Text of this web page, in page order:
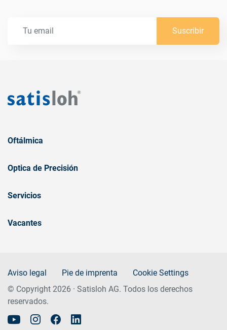
Suscribir
Oftálmica
Optica de Precisión
Servicios
Vacantes
Aviso legal Pie de imprenta
Cookie Settings
© Copyright 2026 · Satisloh AG. Todos los derechos
reservados.